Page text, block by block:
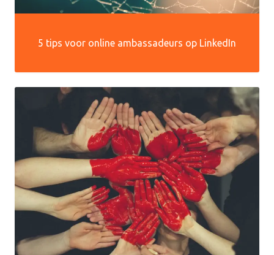
5 tips voor online ambassadeurs op LinkedIn